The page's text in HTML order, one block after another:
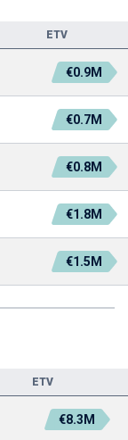
ETV
€0.9M
€0.7M
€0.8M
€1.8M
€1.5M
ETV
€8.3M